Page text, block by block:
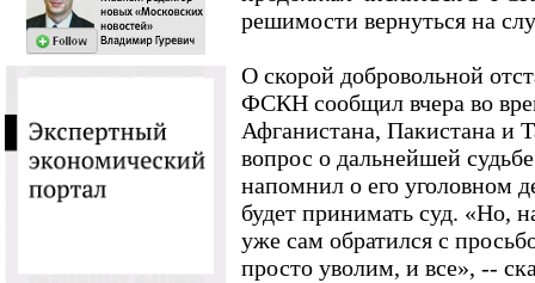
решимости вернуться на
О скорой добровольной
ФСКН сообщил вчера во
Афганистана, Пакистана и
вопрос о дальнейшей
напомнил о его уголовном
будет принимать суд. «Но,
уже сам обратился с
просто уволим, и все», --